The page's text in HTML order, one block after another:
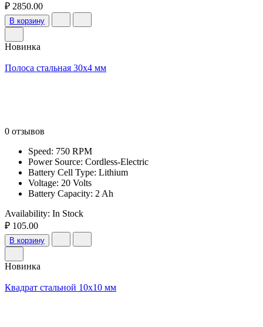
₽ 2850.00
В корзину
Новинка
Полоса стальная 30х4 мм
0 отзывов
Speed: 750 RPM
Power Source: Cordless-Electric
Battery Cell Type: Lithium
Voltage: 20 Volts
Battery Capacity: 2 Ah
Availability: In Stock
₽ 105.00
В корзину
Новинка
Квадрат стальной 10х10 мм